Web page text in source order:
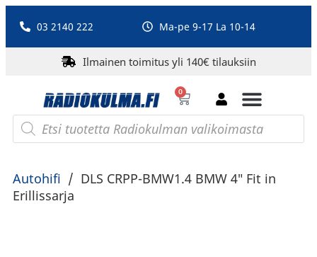
03 2140 222 Ma-pe 9-17 La 10-14
Ilmainen toimitus yli 140€ tilauksiin
0
Autohifi / DLS CRPP-BMW1.4 BMW 4″ Fit in
Erillissarja